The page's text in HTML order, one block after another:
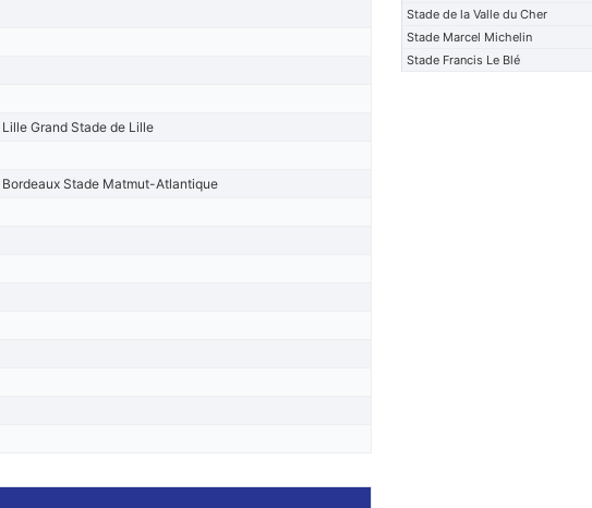
Lille Grand Stade de Lille
Bordeaux Stade Matmut-Atlantique
Stade de la Valle du Cher
Stade Marcel Michelin
Stade Francis Le Blé